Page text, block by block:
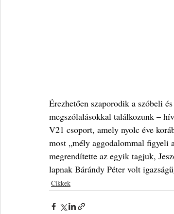
Érezhetően szaporodik a szóbeli
megszólalásokkal találkozunk –
V21 csoport, amely nyolc éve
most „mély aggodalommal figyeli
megrendítette az egyik tagjuk,
lapnak Bárándy Péter volt
Cikkek